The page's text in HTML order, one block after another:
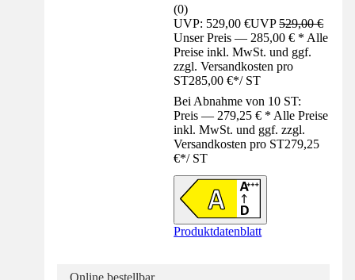
(0)
UVP: 529,00 €UVP529,00 €
Unser Preis — 285,00 € * Alle
Preise inkl. MwSt. und ggf.
zzgl. Versandkosten pro
ST285,00 €*/ ST
Bei Abnahme von 10 ST:
Preis — 279,25 € * Alle Preise
inkl. MwSt. und ggf. zzgl.
Versandkosten pro ST279,25
€*/ ST
Produktdatenblatt
Online bestellbar